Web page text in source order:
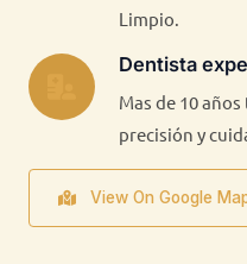
Limpio.
Dentista
Mas de 10
precisión y
View On Google